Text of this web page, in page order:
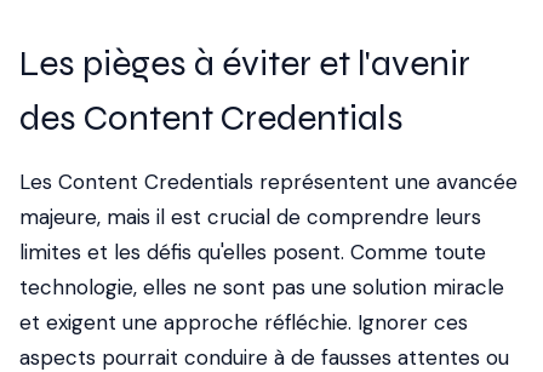
Les pièges à éviter et l'avenir
des Content Credentials
Les Content Credentials représentent une avancée
majeure, mais il est crucial de comprendre leurs
limites et les défis qu'elles posent. Comme toute
technologie, elles ne sont pas une solution miracle
et exigent une approche réfléchie. Ignorer ces
aspects pourrait conduire à de fausses attentes ou